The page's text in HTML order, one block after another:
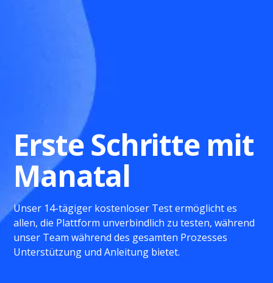
Erste Schritte mit
Manatal
Unser 14-tägiger kostenloser Test ermöglicht es
allen, die Plattform unverbindlich zu testen, während
unser Team während des gesamten Prozesses
Unterstützung und Anleitung bietet.